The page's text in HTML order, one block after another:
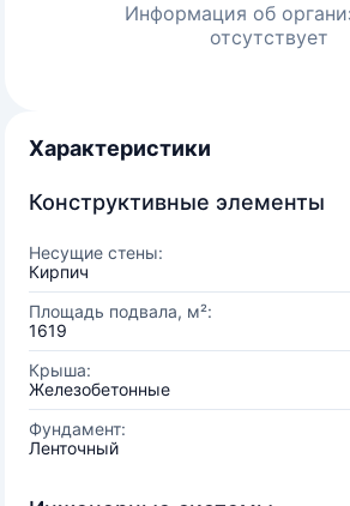
Информация об
отсутствует
Характеристики
Конструктивные элементы
Несущие стены:
Кирпич
Площадь подвала, м²:
1619
Крыша:
Железобетонные
Фундамент:
Ленточный